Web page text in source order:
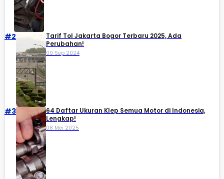
#2
Tarif Tol Jakarta Bogor Terbaru 2025, Ada
Perubahan!
09 Sep 2024
#3
64 Daftar Ukuran Klep Semua Motor di Indonesia,
Lengkap!
08 Mei 2025